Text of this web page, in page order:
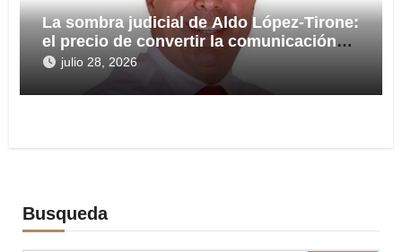
La sombra judicial de Aldo López-Tirone:
el precio de convertir la comunicación
en arma
julio 28, 2026
Busqueda